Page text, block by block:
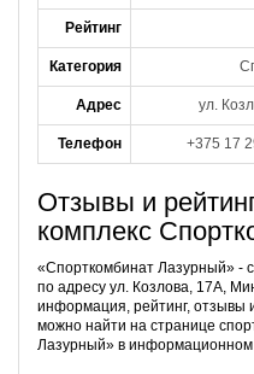
Рейтинг
Категория
Адрес ул.
Телефон +375 17
Отзывы и
комплекс
«Спорткомбинат Лазурный» -
по адресу ул. Козлова, 17А,
информация, рейтинг, отзывы
можно найти на странице
Лазурный» в информационном